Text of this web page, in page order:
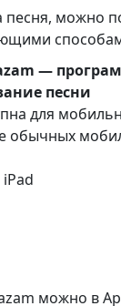
песня, можно
—
песни
для
обычных
можно в